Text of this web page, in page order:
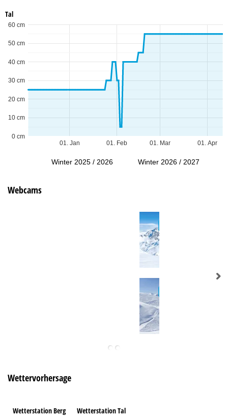
Tal
01. Jan 01. Feb 01. Mar 01. Apr
0 cm
10 cm
20 cm
30 cm
40 cm
50 cm
60 cm
Winter 2025 / 2026 Winter 2026 / 2027
Webcams
Wettervorhersage
Wetterstation Berg Wetterstation Tal